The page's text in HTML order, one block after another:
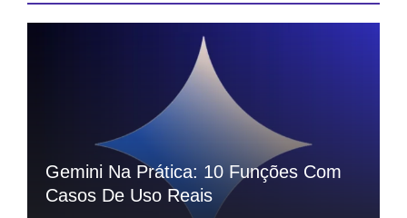
Gemini Na Prática: 10 Funções Com
Casos De Uso Reais